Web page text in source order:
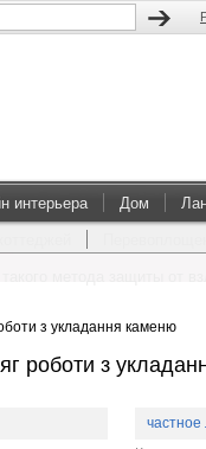
интерьера Дом
з укладання каменю
роботи з
частное